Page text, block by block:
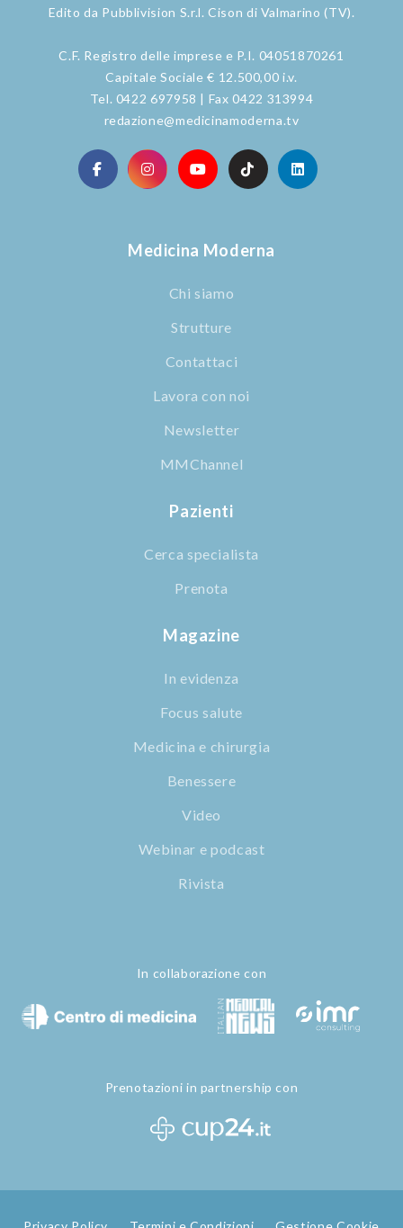
Edito da Pubblivision S.r.l. Cison di Valmarino (TV).
C.F. Registro delle imprese e P.I. 04051870261
Capitale Sociale € 12.500,00 i.v.
Tel. 0422 697958 | Fax 0422 313994
redazione@medicinamoderna.tv
Medicina Moderna
Chi siamo
Strutture
Contattaci
Lavora con noi
Newsletter
MMChannel
Pazienti
Cerca specialista
Prenota
Magazine
In evidenza
Focus salute
Medicina e chirurgia
Benessere
Video
Webinar e podcast
Rivista
In collaborazione con
Prenotazioni in partnership con